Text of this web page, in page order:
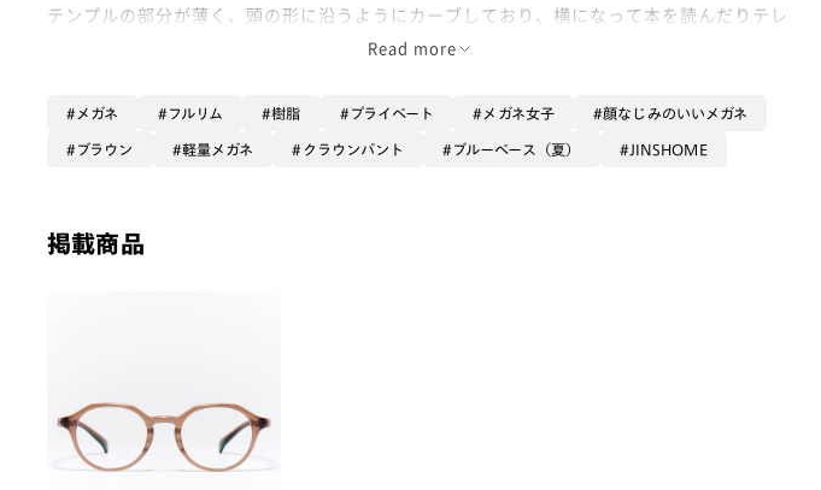
テンプルの部分が薄く、頭の形に沿うようにカーブしており、横になって本を読んだりテレ
ビを見たりするときでもお顔に寄り添い優しくフィットしてくれる形状になっています！
しにくいフレーム一体型となっており、メガネがずれ落ちずらいのもおすすめポイント高め
です‼️
Read more
メガネ フルリム 樹脂 プライベート メガネ女子 顔なじみのいいメガネ
ブラウン 軽量メガネ クラウンパント ブルーベース（夏） JINSHOME
掲載商品